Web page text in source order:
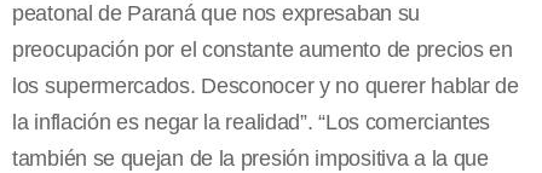
peatonal de Paraná que nos expresaban su
preocupación por el constante aumento de precios en
los supermercados. Desconocer y no querer hablar de
la inflación es negar la realidad”. “Los comerciantes
también se quejan de la presión impositiva a la que